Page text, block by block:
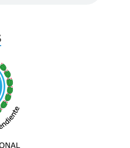
para
Ciudadana